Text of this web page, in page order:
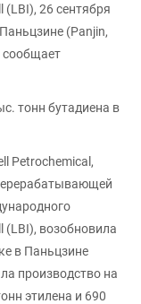
(LBI), 26 сентября
(Panjin,
сообщает
тонн бутадиена в
Petrochemical,
(LBI), возобновила
в Паньцзине
производство на
этилена и 690